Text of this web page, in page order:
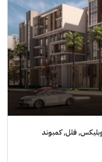
فلل, كمبوند